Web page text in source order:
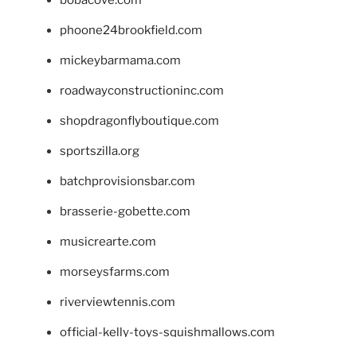
phoone24brookfield.com
mickeybarmama.com
roadwayconstructioninc.com
shopdragonflyboutique.com
sportszilla.org
batchprovisionsbar.com
brasserie-gobette.com
musicrearte.com
morseysfarms.com
riverviewtennis.com
official-kelly-toys-squishmallows.com